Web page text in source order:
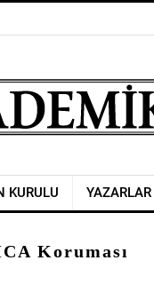
KURULU YAZARLAR
Koruması